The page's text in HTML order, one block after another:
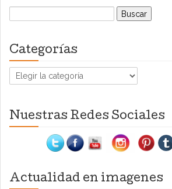
Buscar:
Categorías
Categorías
Nuestras Redes Sociales
Actualidad en imagenes